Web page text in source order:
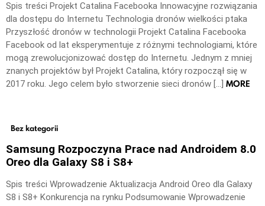
Spis treści Projekt Catalina Facebooka Innowacyjne rozwiązania
dla dostępu do Internetu Technologia dronów wielkości ptaka
Przyszłość dronów w technologii Projekt Catalina Facebooka
Facebook od lat eksperymentuje z różnymi technologiami, które
mogą zrewolucjonizować dostęp do Internetu. Jednym z mniej
znanych projektów był Projekt Catalina, który rozpoczął się w
2017 roku. Jego celem było stworzenie sieci dronów […] MORE
Bez kategorii
Samsung Rozpoczyna Prace nad Androidem 8.0
Oreo dla Galaxy S8 i S8+
Spis treści Wprowadzenie Aktualizacja Android Oreo dla Galaxy
S8 i S8+ Konkurencja na rynku Podsumowanie Wprowadzenie